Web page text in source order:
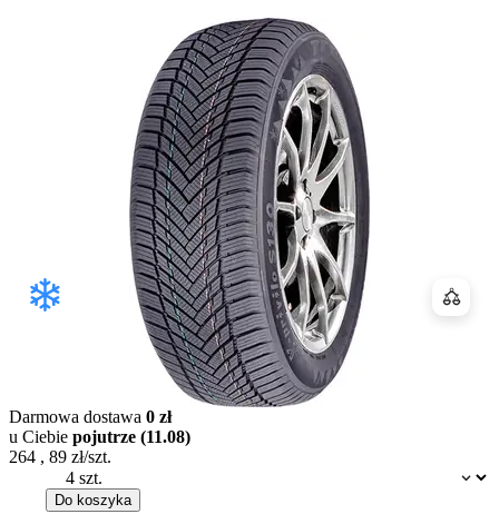
Dostępność:
Darmowa dostawa 0 zł
u Ciebie pojutrze (11.08)
264 , 89 zł/szt.
Do koszyka